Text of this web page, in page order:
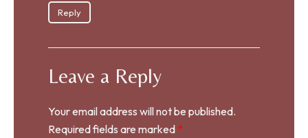
Reply
Leave a Reply
Your email address will not be published.
Required fields are marked *